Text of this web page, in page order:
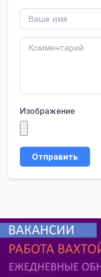
Изображение
Отправить